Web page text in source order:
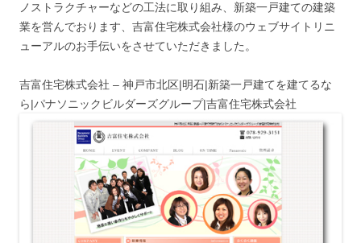
ノストラクチャーなどの工法に取り組み、新築一戸建ての建築
業を営んでおります、吉富住宅株式会社様のウェブサイトリニ
ューアルのお手伝いをさせていただきました。
吉富住宅株式会社 – 神戸市北区|明石|新築一戸建てを建てるな
ら|パナソニックビルダーズグループ|吉富住宅株式会社